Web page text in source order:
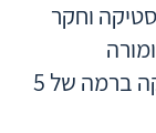
וחקר
למתמטיקה ומגישה לבגרות במתמטיקה ברמה של 5